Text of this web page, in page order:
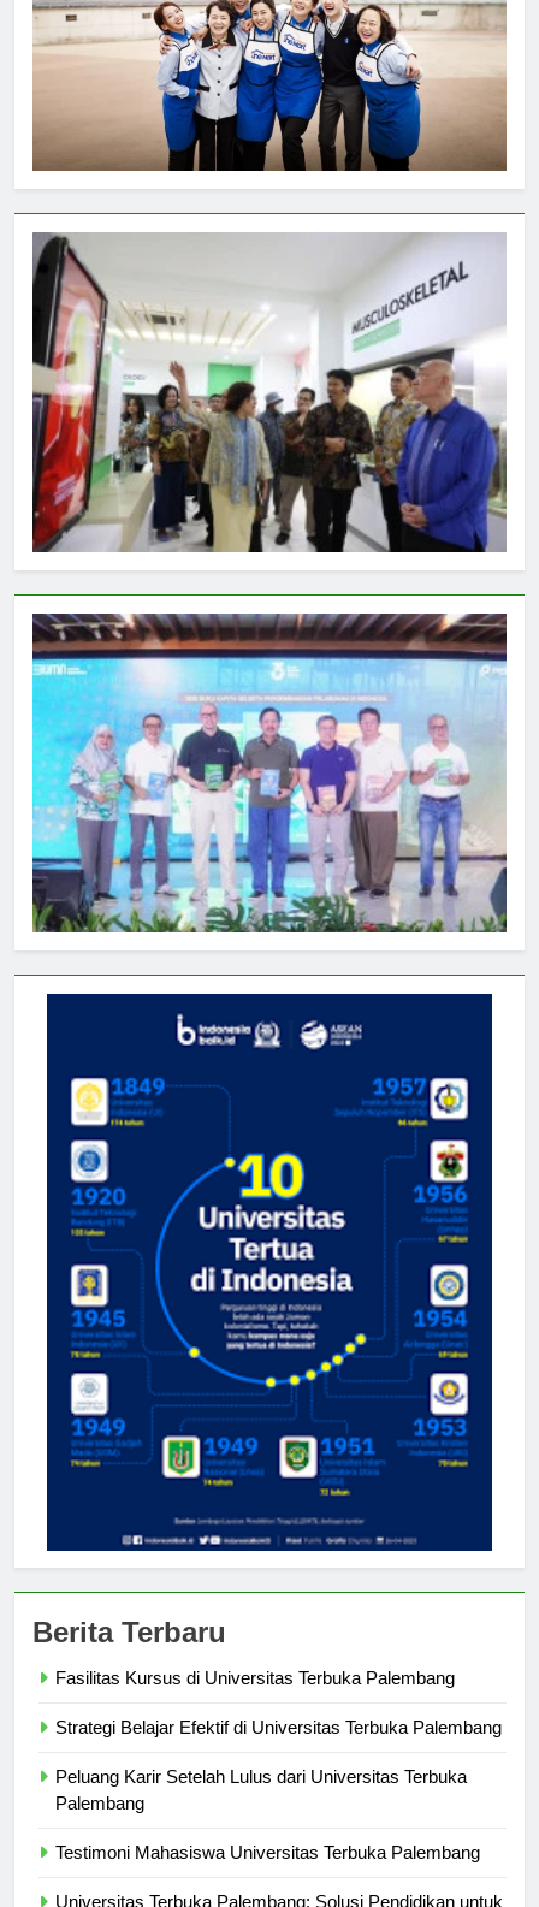
Peluang Karir Setelah Lulus dari Universitas Terbuka